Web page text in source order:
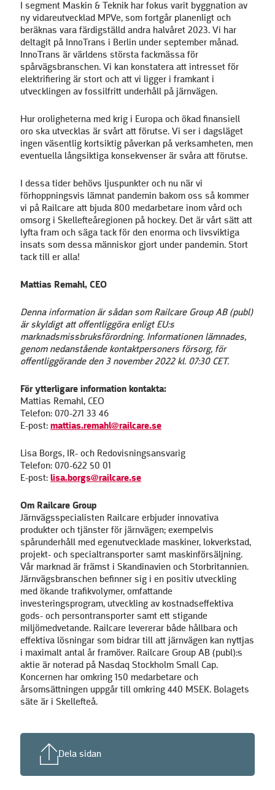
I segment Maskin & Teknik har fokus varit byggnation av
ny vidareutvecklad MPVe, som fortgår planenligt och
beräknas vara färdigställd andra halvåret 2023. Vi har
deltagit på InnoTrans i Berlin under september månad.
InnoTrans är världens största fackmässa för
spårvägsbranschen. Vi kan konstatera att intresset för
elektrifiering är stort och att vi ligger i framkant i
utvecklingen av fossilfritt underhåll på järnvägen.
Hur oroligheterna med krig i Europa och ökad finansiell
oro ska utvecklas är svårt att förutse. Vi ser i dagsläget
ingen väsentlig kortsiktig påverkan på verksamheten, men
eventuella långsiktiga konsekvenser är svåra att förutse.
I dessa tider behövs ljuspunkter och nu när vi
förhoppningsvis lämnat pandemin bakom oss så kommer
vi på Railcare att bjuda 800 medarbetare inom vård och
omsorg i Skellefteåregionen på hockey. Det är vårt sätt att
lyfta fram och säga tack för den enorma och livsviktiga
insats som dessa människor gjort under pandemin. Stort
tack till er alla!
Mattias Remahl, CEO
Denna information är sådan som Railcare Group AB (publ)
är skyldigt att offentliggöra enligt EU:s
marknadsmissbruksförordning. Informationen lämnades,
genom nedanstående kontaktpersoners försorg, för
offentliggörande den 3 november 2022 kl. 07:30 CET.
För ytterligare information kontakta:
Mattias Remahl, CEO
Telefon: 070-271 33 46
E-post:mattias.remahl@railcare.se
Lisa Borgs, IR- och Redovisningsansvarig
Telefon: 070-622 50 01
E-post:lisa.borgs@railcare.se
Om Railcare Group
Järnvägsspecialisten Railcare erbjuder innovativa
produkter och tjänster för järnvägen; exempelvis
spårunderhåll med egenutvecklade maskiner, lokverkstad,
projekt- och specialtransporter samt maskinförsäljning.
Vår marknad är främst i Skandinavien och Storbritannien.
Järnvägsbranschen befinner sig i en positiv utveckling
med ökande trafikvolymer, omfattande
investeringsprogram, utveckling av kostnadseffektiva
gods- och persontransporter samt ett stigande
miljömedvetande. Railcare levererar både hållbara och
effektiva lösningar som bidrar till att järnvägen kan nyttjas
i maximalt antal år framöver. Railcare Group AB (publ):s
aktie är noterad på Nasdaq Stockholm Small Cap.
Koncernen har omkring 150 medarbetare och
årsomsättningen uppgår till omkring 440 MSEK. Bolagets
säte är i Skellefteå.
Dela sidan